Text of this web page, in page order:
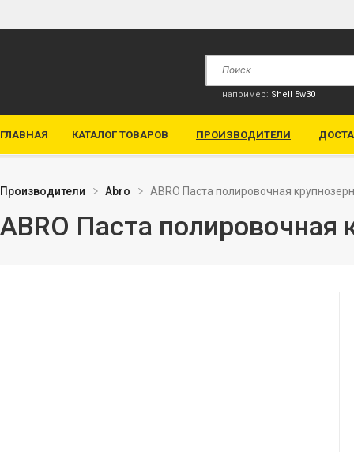
например: Shell 5w30
ГЛАВНАЯ КАТАЛОГ ТОВАРОВ ПРОИЗВОДИТЕЛИ
Производители Abro ABRO Паста полировочная
ABRO Паста полировочная